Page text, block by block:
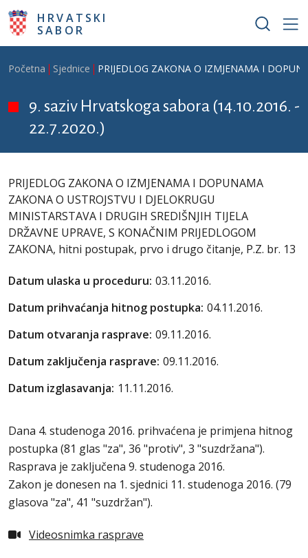
Skoči na glavni sadržaj
HRVATSKI
SABOR
Breadcrumb
Početna Sjednice PRIJEDLOG ZAKONA O IZMJENAMA I
9. saziv Hrvatskoga sabora (14.10.2016. -
22.7.2020.)
PRIJEDLOG ZAKONA O IZMJENAMA I DOPUNAMA
ZAKONA O USTROJSTVU I DJELOKRUGU
MINISTARSTAVA I DRUGIH SREDIŠNJIH TIJELA
DRŽAVNE UPRAVE, S KONAČNIM PRIJEDLOGOM
ZAKONA, hitni postupak, prvo i drugo čitanje, P.Z. br. 13
Datum ulaska u proceduru: 03.11.2016.
Datum prihvaćanja hitnog postupka: 04.11.2016.
Datum otvaranja rasprave: 09.11.2016.
Datum zaključenja rasprave: 09.11.2016.
Datum izglasavanja: 11.11.2016.
Dana 4. studenoga 2016. prihvaćena je primjena hitnog
postupka (81 glas "za", 36 "protiv", 3 "suzdržana").
Rasprava je zaključena 9. studenoga 2016.
Zakon je donesen na 1. sjednici 11. studenoga 2016. (79
glasova "za", 41 "suzdržan").
Videosnimka rasprave